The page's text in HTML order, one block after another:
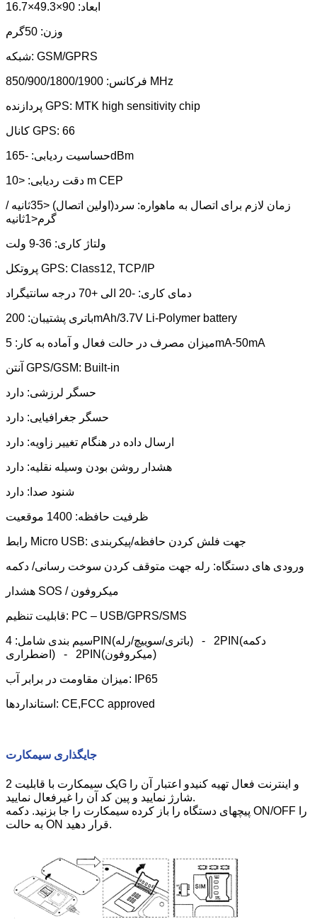
ابعاد: 90×49.3×16.7
وزن: 50گرم
شبکه: GSM/GPRS
فرکانس: 850/900/1800/1900 MHz
پردازنده GPS: MTK high sensitivity chip
کانال GPS: 66
حساسیت ردیابی: -165dBm
دقت ردیابی: <10 m CEP
زمان لازم برای اتصال به ماهواره: سرد(اولین اتصال) <35ثانیه /
گرم<1ثانیه
ولتاژ کاری: 36-9 ولت
پروتکل GPS: Class12, TCP/IP
دمای کاری: -20 الی +70 درجه سانتیگراد
باتری پشتیبان: 200mAh/3.7V Li-Polymer battery
میزان مصرف در حالت فعال و آماده به کار: 5mA-50mA
آنتن GPS/GSM: Built-in
حسگر لرزشی: دارد
حسگر جغرافیایی: دارد
ارسال داده در هنگام تغییر زاویه: دارد
هشدار روشن بودن وسیله نقلیه: دارد
شنود صدا: دارد
ظرفیت حافظه: 1400 موقعیت
رابط Micro USB: جهت فلش کردن حافظه/پیکربندی
ورودی های دستگاه: رله جهت متوقف کردن سوخت رسانی/ دکمه
هشدار SOS / میکروفون
قابلیت تنظیم: PC – USB/GPRS/SMS
سیم بندی شامل: 4PIN(باتری/سوییچ/رله) - 2PIN(دکمه
اضطراری) - 2PIN(میکروفون)
میزان مقاومت در برابر آب: IP65
استانداردها: CE,FCC approved
جایگذاری سیمکارت
یک سیمکارت با قابلیت 2G و اینترنت فعال تهیه کنیدو اعتبار آن را
شارژ نمایید و پین کد آن را غیرفعال نمایید.
پیچهای دستگاه را باز کرده سیمکارت را جا بزنید. دکمه ON/OFF را
به حالت ON قرار دهید.